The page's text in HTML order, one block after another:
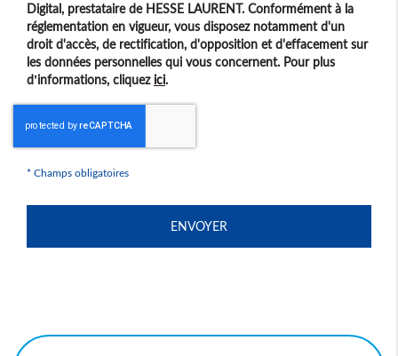
Digital, prestataire de HESSE LAURENT. Conformément à la
réglementation en vigueur, vous disposez notamment d'un
droit d'accès, de rectification, d'opposition et d'effacement sur
les données personnelles qui vous concernent. Pour plus
d’informations, cliquezici.
* Champs obligatoires